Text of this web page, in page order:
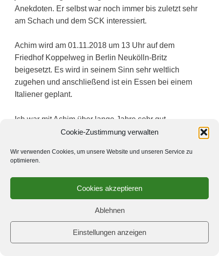
Cookie-Zustimmung verwalten
Wir verwenden Cookies, um unsere Website und unseren Service zu
optimieren.
Cookies akzeptieren
Ablehnen
Einstellungen anzeigen
Anekdoten. Er selbst war noch immer bis zuletzt sehr
am Schach und dem SCK interessiert.
Achim wird am 01.11.2018 um 13 Uhr auf dem
Friedhof Koppelweg in Berlin Neukölln-Britz
beigesetzt. Es wird in seinem Sinn sehr weltlich
zugehen und anschließend ist ein Essen bei einem
Italiener geplant.
Ich war mit Achim über lange Jahre sehr gut
befreundet und werde ihn sehr vermissen. Mein
seinen Angehörigen.
Nachruf